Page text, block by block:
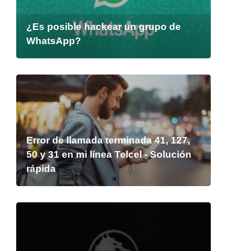
¿Es posible hackear un grupo de
WhatsApp?
Error de llamada terminada 41, 127,
50 y 31 en mi línea Telcel - Solución
rápida